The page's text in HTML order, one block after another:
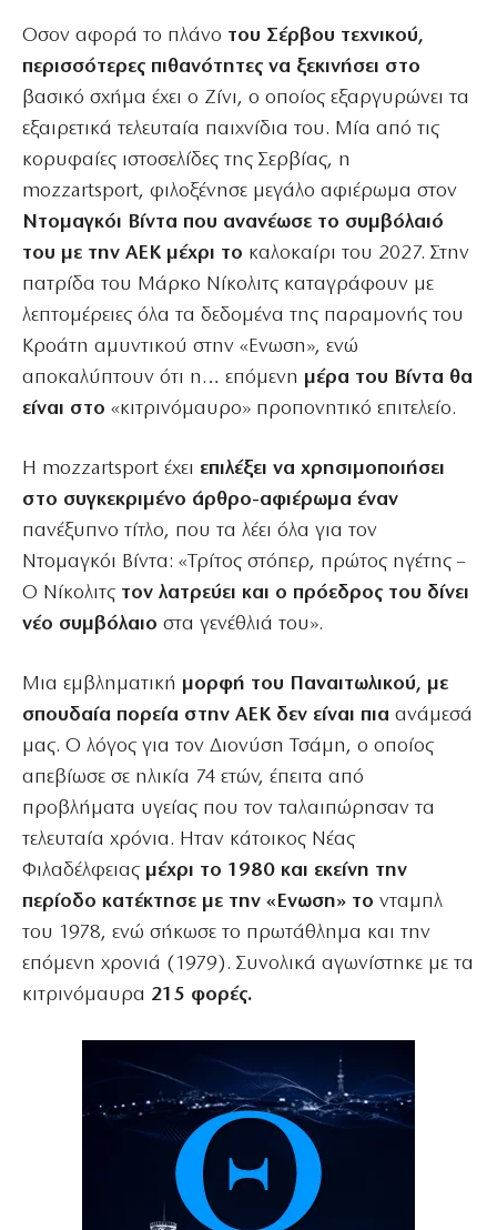
Οσον αφορά το πλάνο του Σέρβου τεχνικού,
περισσότερες πιθανότητες να ξεκινήσει στο
βασικό σχήμα έχει ο Ζίνι, ο οποίος εξαργυρώνει τα
εξαιρετικά τελευταία παιχνίδια του. Μία από τις
κορυφαίες ιστοσελίδες της Σερβίας, η
mozzartsport, φιλοξένησε μεγάλο αφιέρωμα στον
Ντομαγκόι Βίντα που ανανέωσε το συμβόλαιό
του με την ΑΕΚ μέχρι το καλοκαίρι του 2027. Στην
πατρίδα του Μάρκο Νίκολιτς καταγράφουν με
λεπτομέρειες όλα τα δεδομένα της παραμονής του
Κροάτη αμυντικού στην «Ενωση», ενώ
αποκαλύπτουν ότι η… επόμενη μέρα του Βίντα θα
είναι στο «κιτρινόμαυρο» προπονητικό επιτελείο.
Η mozzartsport έχει επιλέξει να χρησιμοποιήσει
στο συγκεκριμένο άρθρο-αφιέρωμα έναν
πανέξυπνο τίτλο, που τα λέει όλα για τον
Ντομαγκόι Βίντα: «Τρίτος στόπερ, πρώτος ηγέτης –
Ο Νίκολιτς τον λατρεύει και ο πρόεδρος του δίνει
νέο συμβόλαιο στα γενέθλιά του».
Μια εμβληματική μορφή του Παναιτωλικού, με
σπουδαία πορεία στην AEK δεν είναι πια ανάμεσά
μας. Ο λόγος για τον Διονύση Τσάμη, ο οποίος
απεβίωσε σε ηλικία 74 ετών, έπειτα από
προβλήματα υγείας που τον ταλαιπώρησαν τα
τελευταία χρόνια. Ηταν κάτοικος Νέας
Φιλαδέλφειας μέχρι το 1980 και εκείνη την
περίοδο κατέκτησε με την «Ενωση» το νταμπλ
του 1978, ενώ σήκωσε το πρωτάθλημα και την
επόμενη χρονιά (1979). Συνολικά αγωνίστηκε με τα
κιτρινόμαυρα 215 φορές.